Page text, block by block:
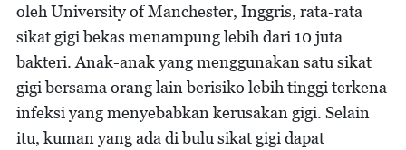
oleh University of Manchester, Inggris, rata-rata
sikat gigi bekas menampung lebih dari 10 juta
bakteri. Anak-anak yang menggunakan satu sikat
gigi bersama orang lain berisiko lebih tinggi terkena
infeksi yang menyebabkan kerusakan gigi. Selain
itu, kuman yang ada di bulu sikat gigi dapat